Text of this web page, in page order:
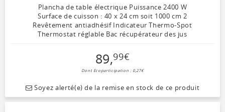
Plancha de table électrique Puissance 2400 W
Surface de cuisson : 40 x 24 cm soit 1000 cm 2
Revêtement antiadhésif Indicateur Thermo-Spot
Thermostat réglable Bac récupérateur des jus
89,99€
Dont Ecoparticipation : 0,27€
Soyez alerté(e) de la remise en stock de ce produit